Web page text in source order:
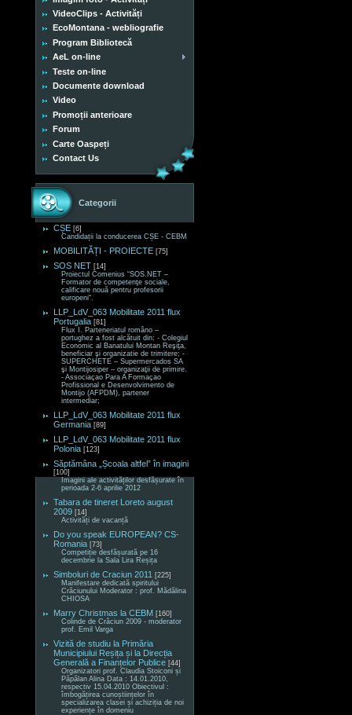
VideoClips - Activități
EcoMontana - webliografie
Program Bibliotecă
AeL on-line
Teste on-line
Documente download
Video
Promoții anterioare
Forum
Carte Oaspeți
Contact Us
Categorii
CȘE [6]
Candidații la conducerea CȘE - CEBM
MOBILITĂȚI - PROIECTE [75]
SOS NET [14]
Proiectul Comenius “SOS.NET –
Formator de competenţe sociale,
calificare nouă pentru profesorii
europeni“.
LLP_LdV_063 Mobilitate 2011 flux
Portugalia [81]
Flux I. Parteneriatul româno –
portughez a fost alcătuit din: - Colegiul
Economic al Banatului Montan Reşiţa,
beneficiar şi organizatie de trimitere; -
SUPERCHETE – Supermercados SA
şi Montijosiper – organizaţii de primire.
- Associaçao Para A Formaçao
Profissional e Desenvolvimento de
Montijo (AFPDM), partener
intermediar;
LLP_LdV_063 Mobilitate 2011 flux
Germania [89]
LLP_LdV_063 Mobilitate 2011 flux
Polonia [123]
Săptămâna „Școala altfel” în imagini
[100]
Imagini ale activităților desfășurate în
perioada 2-6 aprilie 2012
Tabara de tineret Loreto august
2009 [14]
Activități de vacanță
Do you speak EUROPEAN? CS-
Romania [73]
Competiție desfășurată pe 16
decembrie la Sala Lira Reșița
Simboluri de Craciun 2011 [225]
Manifestare dedicată spiritului
Crăciunului Moderator : prof. Mădălina
CHIOSA
Marry Christmas la CEBM [160]
Colinde de Crăciun 2009 - moderator
prof. Emil Varga
Vizită de studiu la Primăria
Municipiului Reșița și la Direcția
Generală a Finanțelor Publice [44]
Organizatori prof. Claudia Stoiconi și
Păpălan Alina Data : 14.01.2010,
respectiv 15.04.2010 Obiectivul :
îmbogățirea cunoștiințelor în
specializarea clasei și achiziția de noi
experiențe în domeniu